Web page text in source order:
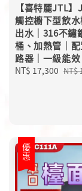
【喜特麗JTL
觸控櫥下型飲
出水｜316不鏽
桶、加熱管｜
路器｜一級能效
Sale
NT$ 17,300 NT$
優惠